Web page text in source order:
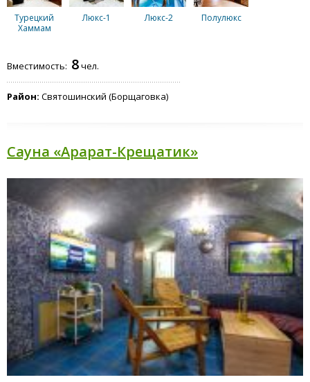
Турецкий
Хаммам
Люкс-1 Люкс-2 Полулюкс
Стандарт
Отель
"Манго"
Вместимость: 8чел.
Район: Святошинский (Борщаговка)
Сауна «Арарат-Крещатик»